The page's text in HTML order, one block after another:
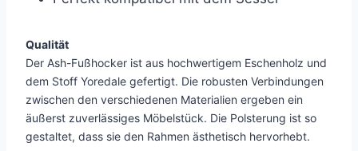
Qualität
Der Ash-Fußhocker ist aus hochwertigem Eschenholz und
dem Stoff Yoredale gefertigt. Die robusten Verbindungen
zwischen den verschiedenen Materialien ergeben ein
äußerst zuverlässiges Möbelstück. Die Polsterung ist so
gestaltet, dass sie den Rahmen ästhetisch hervorhebt.